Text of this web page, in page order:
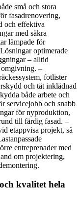
små och stora
fasadrenovering,
och effektiva
med säkra
lämpade för
optimerade
– alltid
omgivning. –
fotlister
och tät inklädnad
både arbete och
servicejobb och snabb
för nyproduktion,
till färdig fasad. –
etappvisa projekt, så
entreprenader med
om projektering,
kvalitet hela